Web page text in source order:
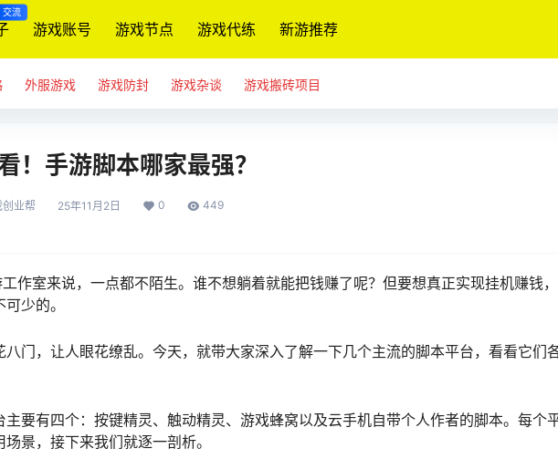
交流
游戏账号 游戏节点 游戏代练 新游推荐
外服游戏 游戏防封 游戏杂谈 游戏搬砖项目
！手游脚本哪家最强？
业帮 25年11月2日 0 449
作室来说，一点都不陌生。谁不想躺着就能把钱赚了呢？但要想真正实现挂机赚钱
少的。
门，让人眼花缭乱。今天，就带大家深入了解一下几个主流的脚本平台，看看它们
主要有四个：按键精灵、触动精灵、游戏蜂窝以及云手机自带个人作者的脚本。每个
景，接下来我们就逐一剖析。